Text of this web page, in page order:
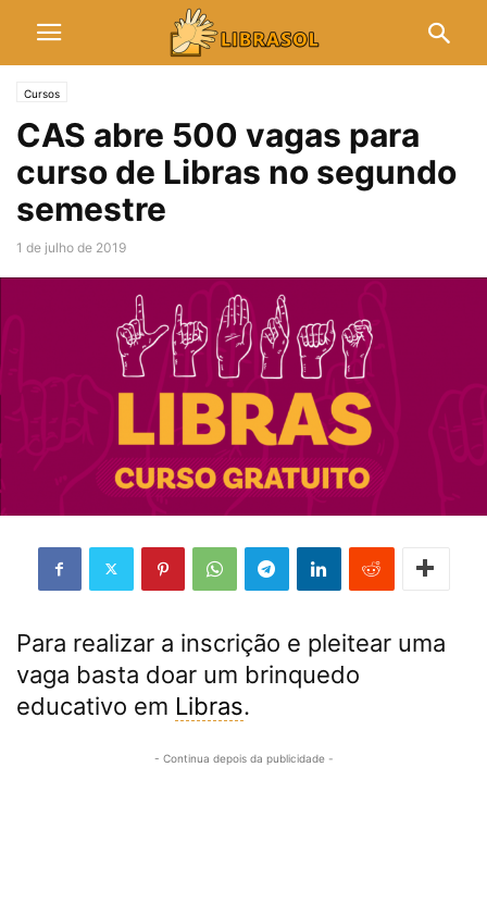
Cursos
CAS abre 500 vagas para
curso de Libras no segundo
semestre
1 de julho de 2019
Para realizar a inscrição e pleitear uma
vaga basta doar um brinquedo
educativo em Libras.
- Continua depois da publicidade -